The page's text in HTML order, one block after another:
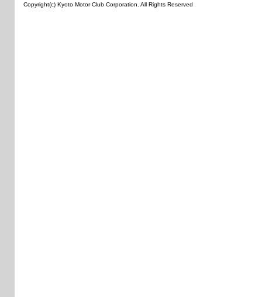
Copyright(c) Kyoto Motor Club Corporation. All Rights Reserved